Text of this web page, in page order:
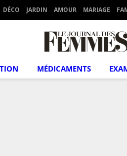
DÉCO JARDIN AMOUR MARIAGE
MÉDICAMENTS